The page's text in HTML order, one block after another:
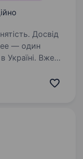
Досвід
Україні. Вже